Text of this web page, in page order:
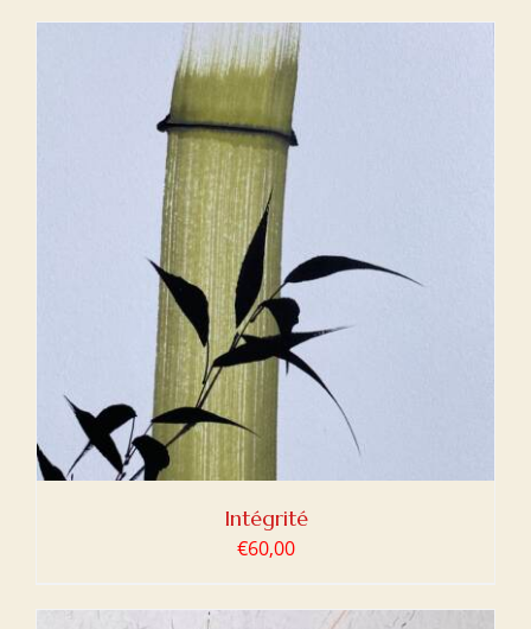
Intégrité
€60,00